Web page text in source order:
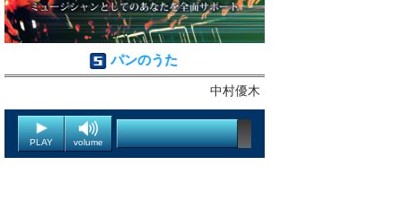
パンのうた
中村優木
PLAY volume